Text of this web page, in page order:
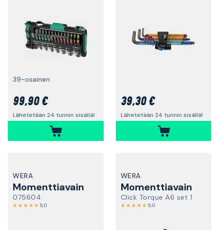
39-osainen
99,90 €
Lähetetään 24 tunnin sisällä!
39,30 €
Lähetetään 24 tunnin sisällä!
WERA
Momenttiavain
075604
5,0
WERA
Momenttiavain
Click Torque A6 set 1
5,0